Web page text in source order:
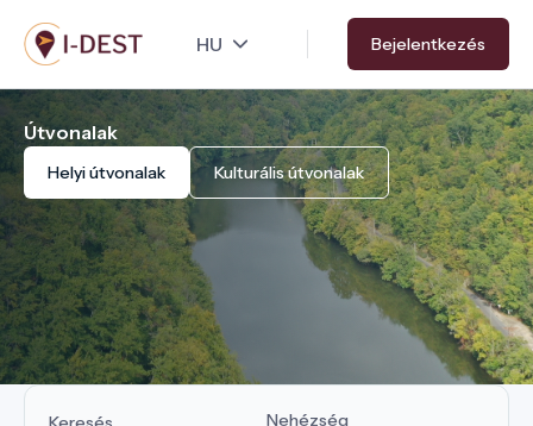
Ugrás
a
tartalomra
Bejelentkezés
Útvonalak
Helyi útvonalak Kulturális útvonalak
Nehézség